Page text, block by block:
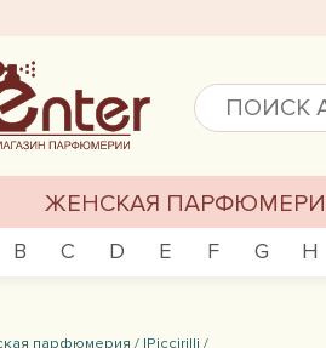
ЖЕНСКАЯ
B C D E F G H
парфюмерия / IPiccirilli /